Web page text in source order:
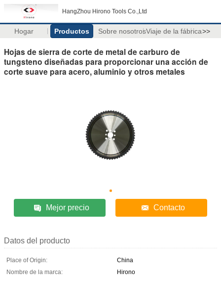
HangZhou Hirono Tools Co.,Ltd
Hogar Productos Sobre nosotrosViaje de la fábrica>>
Hojas de sierra de corte de metal de carburo de
tungsteno diseñadas para proporcionar una acción de
corte suave para acero, aluminio y otros metales
Mejor precio Contacto
Datos del producto
Place of Origin:
China
Nombre de la marca:
Hirono